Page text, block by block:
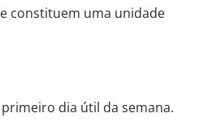
constituem uma unidade
primeiro dia útil da semana.